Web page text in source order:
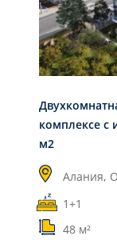
комплексе с
м2
Алания,
1+1
48 м²